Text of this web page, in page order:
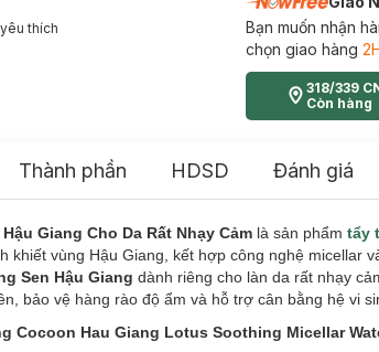
thích
Bạn muốn nhận
chọn giao hàng
318/339
Còn hàng
Thành phần HDSD Đánh giá
Giang Cho Da Rất Nhạy Cảm là sản phẩm tẩy
khiết vùng Hậu Giang, kết hợp công nghệ micellar
Sen Hậu Giang dành riêng cho làn da rất nhạy
bảo vệ hàng rào độ ẩm và hỗ trợ cân bằng hệ vi
Cocoon Hau Giang Lotus Soothing Micellar